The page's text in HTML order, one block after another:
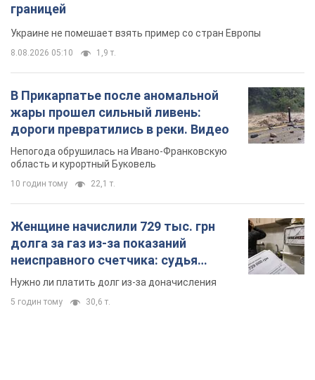
границей
Украине не помешает взять пример со стран Европы
8.08.2026 05:10 1,9 т.
В Прикарпатье после аномальной
жары прошел сильный ливень:
дороги превратились в реки. Видео
Непогода обрушилась на Ивано-Франковскую
область и курортный Буковель
10 годин тому 22,1 т.
Женщине начислили 729 тыс. грн
долга за газ из-за показаний
неисправного счетчика: судья
вынес неожиданное решение
Нужно ли платить долг из-за доначисления
5 годин тому 30,6 т.